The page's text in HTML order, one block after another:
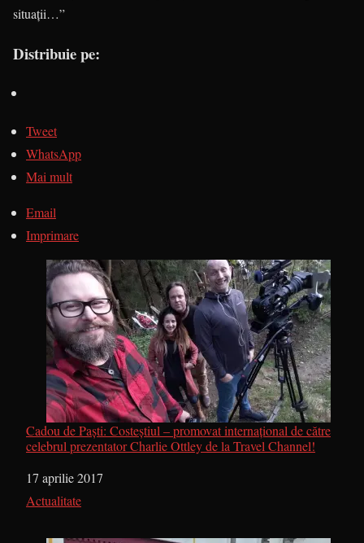
situații…”
Distribuie pe:
Tweet
WhatsApp
Mai mult
Email
Imprimare
Cadou de Paşti: Costeştiul – promovat internaţional de către
celebrul prezentator Charlie Ottley de la Travel Channel!
Dată
17 aprilie 2017
În legătură cu
Actualitate